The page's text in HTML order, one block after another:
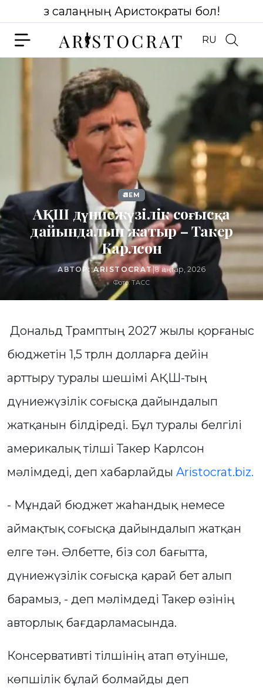
Өз салаңның Аристократы бол!
RU
ӘЛЕМ
АҚШ дүниежүзілік соғысқа
дайындалып жатыр – Такер
Карлсон
АВТОР:ARISTOCRAT|8 қаңтар, 2026
Фото: ТАСС
Дональд Трамптың 2027 жылы қорғаныс
бюджетін 1,5 трлн долларға дейін
арттыру туралы шешімі АҚШ-тың
дүниежүзілік соғысқа дайындалып
жатқанын білдіреді. Бұл туралы белгілі
америкалық тілші Такер Карлсон
мәлімдеді, деп хабарлайды Aristocrat.biz.
- Мұндай бюджет жаһандық немесе
аймақтық соғысқа дайындалып жатқан
елге тән. Әлбетте, біз сол бағытта,
дүниежүзілік соғысқа қарай бет алып
барамыз, - деп мәлімдеді Такер өзінің
авторлық бағдарламасында.
Консервативті тілшінің атап өтуінше,
көпшілік бұлай болмайды деп